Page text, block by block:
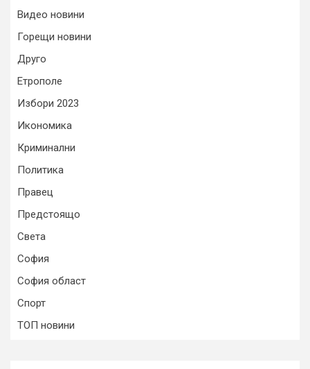
Видео новини
Горещи новини
Друго
Етрополе
Избори 2023
Икономика
Криминални
Политика
Правец
Предстоящо
Света
София
София област
Спорт
ТОП новини